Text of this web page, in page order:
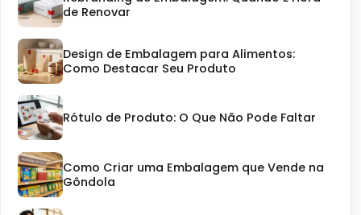
de Renovar
Design de Embalagem para Alimentos:
Como Destacar Seu Produto
Rótulo de Produto: O Que Não Pode Faltar
Como Criar uma Embalagem que Vende na
Gôndola